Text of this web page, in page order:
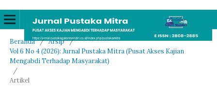
Beranda / Arsip /
Vol 6 No 4 (2026): Jurnal Pustaka Mitra (Pusat Akses Kajian
Mengabdi Terhadap Masyarakat)
/
Artikel